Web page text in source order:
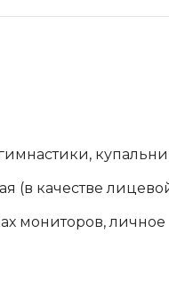
(в качестве
мониторов, личное